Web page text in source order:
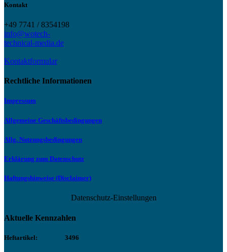
Kontakt
+49 7741 / 8354198
info@wotech-
technical-media.de
Kontaktformular
Rechtliche Informationen
Impressum
Allgemeine Geschäftsbedingungen
Allg. Nutzungsbedingungen
Erklärung zum Datenschutz
Haftungshinweise (Disclaimer)
Datenschutz-Einstellungen
Aktuelle Kennzahlen
Heftartikel: 3496